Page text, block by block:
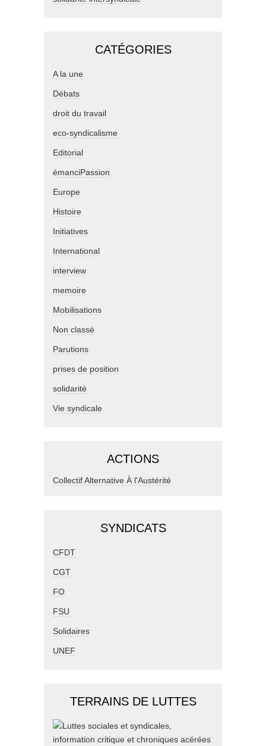
CATÉGORIES
A la une
Débats
droit du travail
eco-syndicalisme
Editorial
émanciPassion
Europe
Histoire
Initiatives
International
interview
memoire
Mobilisations
Non classé
Parutions
prises de position
solidarité
Vie syndicale
ACTIONS
Collectif Alternative À l'Austérité
SYNDICATS
CFDT
CGT
FO
FSU
Solidaires
UNEF
TERRAINS DE LUTTES